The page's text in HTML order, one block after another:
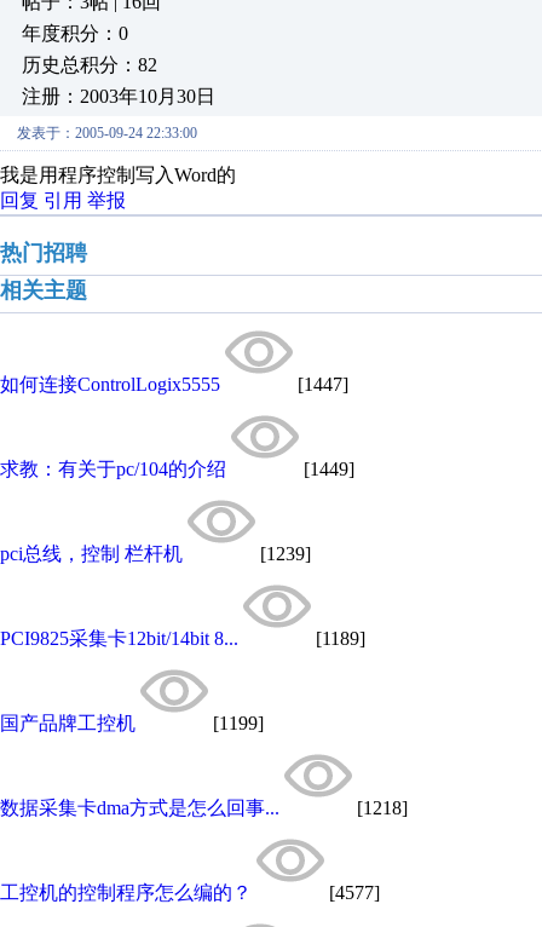
年度积分：0
历史总积分：82
注册：2003年10月30日
发表于：2005-09-24 22:33:00
我是用程序控制写入Word的
回复 引用 举报
热门招聘
相关主题
如何连接ControlLogix5555 [1447]
求教：有关于pc/104的介绍 [1449]
pci总线，控制 栏杆机 [1239]
PCI9825采集卡12bit/14bit 8... [1189]
国产品牌工控机 [1199]
数据采集卡dma方式是怎么回事... [1218]
工控机的控制程序怎么编的？ [4577]